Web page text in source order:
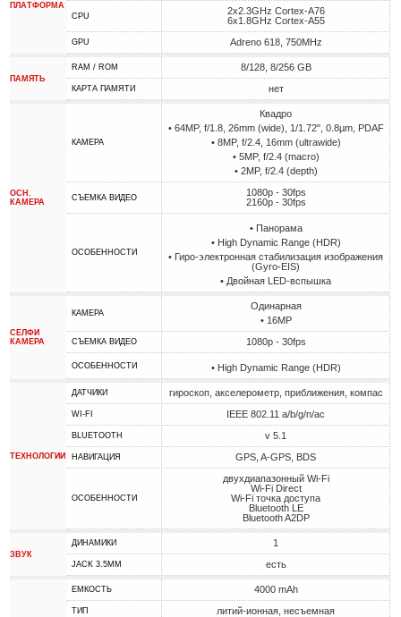
ПЛАТФОРМА
CPU
2x2.3GHz Cortex-A76
6x1.8GHz Cortex-A55
GPU Adreno 618, 750MHz
ПАМЯТЬ
RAM / ROM 8/128, 8/256 GB
КАРТА ПАМЯТИ нет
ОСН.
КАМЕРА
КАМЕРА
Квадро
• 64MP, f/1.8, 26mm (wide), 1/1.72", 0.8µm, PDAF
• 8MP, f/2.4, 16mm (ultrawide)
• 5MP, f/2.4 (macro)
• 2MP, f/2.4 (depth)
СЪЕМКА ВИДЕО
1080p - 30fps
2160p - 30fps
ОСОБЕННОСТИ
• Панорама
• High Dynamic Range (HDR)
• Гиро-электронная стабилизация изображения
(Gyro-EIS)
• Двойная LED-вспышка
СЕЛФИ
КАМЕРА
КАМЕРА
Одинарная
• 16MP
СЪЕМКА ВИДЕО 1080p - 30fps
ОСОБЕННОСТИ • High Dynamic Range (HDR)
ТЕХНОЛОГИИ
ДАТЧИКИ гироскоп, акселерометр, приближения, компас
WI-FI IEEE 802.11 a/b/g/n/ac
BLUETOOTH v 5.1
НАВИГАЦИЯ GPS, A-GPS, BDS
ОСОБЕННОСТИ
двухдиапазонный Wi-Fi
Wi-Fi Direct
Wi-Fi точка доступа
Bluetooth LE
Bluetooth A2DP
ЗВУК
ДИНАМИКИ 1
JACK 3.5MM есть
ЕМКОСТЬ 4000 mAh
ТИП литий-ионная, несъемная